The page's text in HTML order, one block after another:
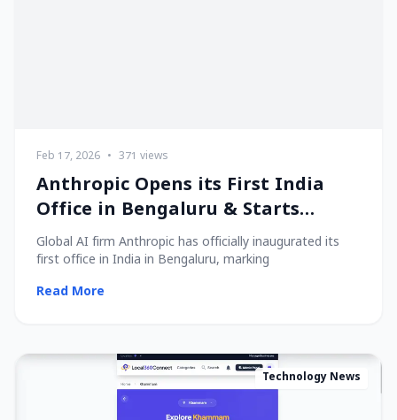
Feb 17, 2026 • 371 views
Anthropic Opens its First India
Office in Bengaluru & Starts
Hiring Local Talent!
Global AI firm Anthropic has officially inaugurated its
first office in India in Bengaluru, marking
Read More
Technology News